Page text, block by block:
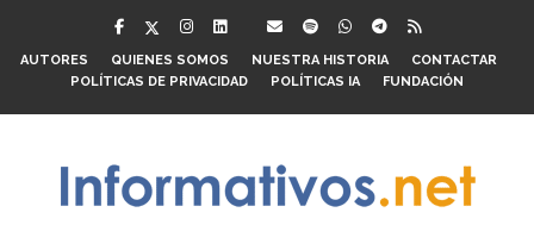
AUTORES QUIENES SOMOS NUESTRA HISTORIA
CONTACTAR
POLÍTICAS DE PRIVACIDAD
POLÍTICAS IA FUNDACIÓN